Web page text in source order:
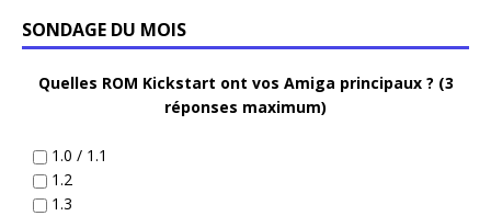
SONDAGE DU MOIS
Quelles ROM Kickstart ont vos Amiga principaux ? (3
réponses maximum)
1.0 / 1.1
1.2
1.3